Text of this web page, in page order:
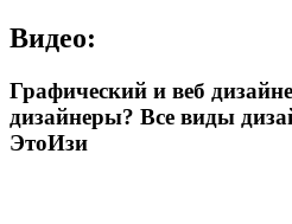
Видео:
Графический и веб
дизайнеры? Все виды
ЭтоИзи